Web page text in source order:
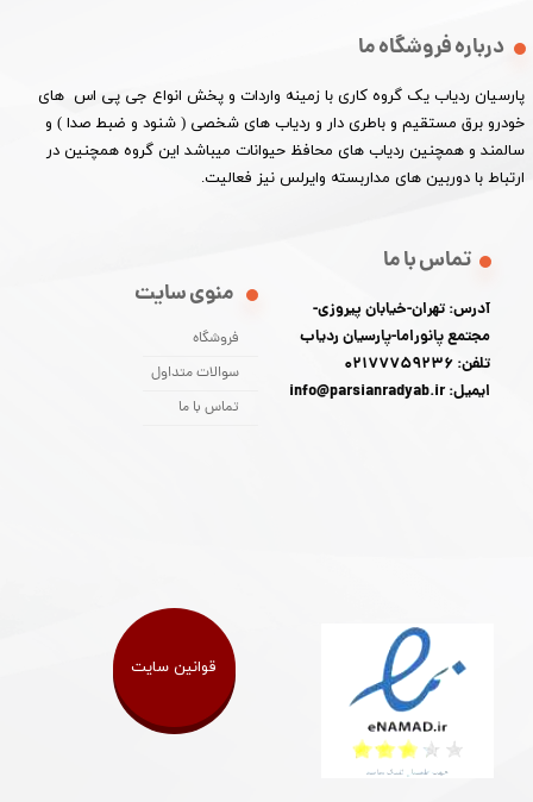
درباره فروشگاه ما
پارسیان ردیاب یک گروه کاری با زمینه واردات و پخش انواع جی پی اس های
خودرو برق مستقیم و باطری دار و ردیاب های شخصی ( شنود و ضبط صدا ) و
سالمند و همچنین ردیاب های محافظ حیوانات میباشد این گروه همچنین در
ارتباط با دوربین های مداربسته وایرلس نیز فعالیت.​​​​​​​
منوی سایت
فروشگاه
سوالات متداول
تماس با ما
تماس با ما
آدرس: تهران-خیابان پیروزی-
مجتمع پانوراما-پارسیان ردیاب
تلفن: 02177759236
ایمیل: info@parsianradyab.ir
قوانین سایت